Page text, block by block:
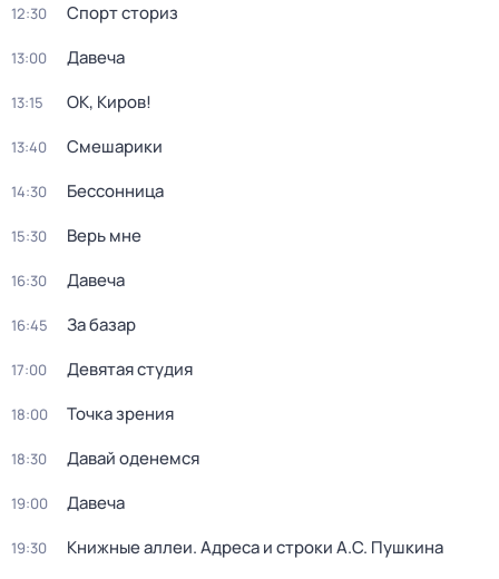
12:30 Спорт сториз
13:00 Давеча
13:15 ОК, Киров!
13:40 Смешарики
14:30 Бессонница
15:30 Верь мне
16:30 Давеча
16:45 За базар
17:00 Девятая студия
18:00 Точка зрения
18:30 Давай оденемся
19:00 Давеча
19:30 Книжные аллеи. Адреса и строки А.С. Пушкина